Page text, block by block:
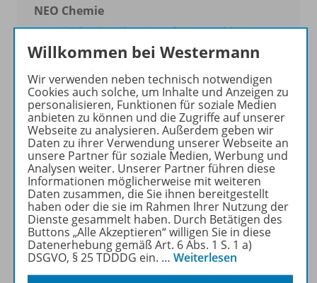
NEO Chemie
Ausgabe für die Sekundarstufe I in Nordrhein-
Westfalen
Zur Übersicht
Willkommen bei Westermann
Wir verwenden neben technisch notwendigen
Cookies auch solche, um Inhalte und Anzeigen zu
personalisieren, Funktionen für soziale Medien
anbieten zu können und die Zugriffe auf unserer
Webseite zu analysieren. Außerdem geben wir
Daten zu ihrer Verwendung unserer Webseite an
unsere Partner für soziale Medien, Werbung und
Analysen weiter. Unserer Partner führen diese
Informationen möglicherweise mit weiteren
Daten zusammen, die Sie ihnen bereitgestellt
haben oder die sie im Rahmen Ihrer Nutzung der
Dienste gesammelt haben. Durch Betätigen des
Buttons „Alle Akzeptieren“ willigen Sie in diese
Datenerhebung gemäß Art. 6 Abs. 1 S. 1 a)
DSGVO, § 25 TDDDG ein. … Weiterlesen